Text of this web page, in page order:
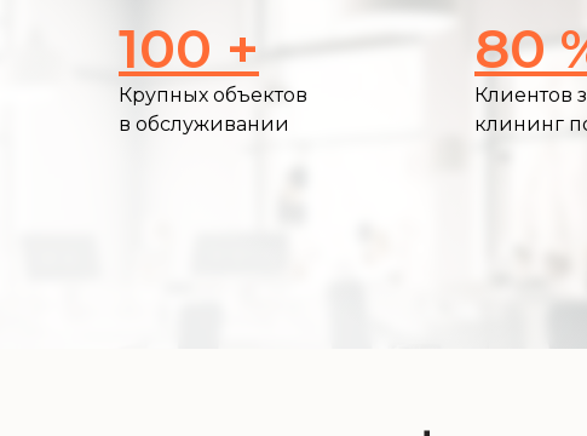
100 +
Крупных объектов
в обслуживании
80
Клиентов
клининг